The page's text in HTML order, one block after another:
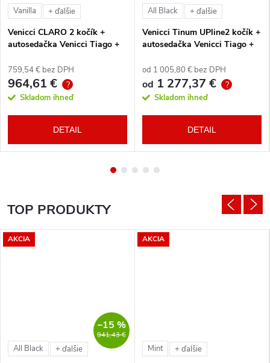
Vanilla + ďalšie
Venicci CLARO 2 kočík +
autosedačka Venicci Tiago +
759,54 € bez DPH
964,61 € ?
Skladom ihneď
DETAIL
All Black + ďalšie
Venicci Tinum UPline2 kočík +
autosedačka Venicci Tiago +
od 1 005,80 € bez DPH
od 1 277,37 € ?
Skladom ihneď
DETAIL
TOP PRODUKTY
AKCIA
941,43 €
–15 %
All Black + ďalšie
AKCIA
Mint + ďalšie